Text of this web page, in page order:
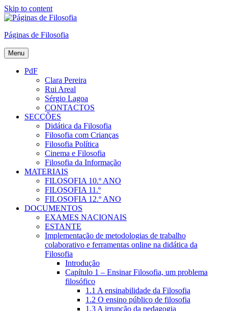
Skip to content
Páginas de Filosofia
Menu
PdF
Clara Pereira
Rui Areal
Sérgio Lagoa
CONTACTOS
SECÇÕES
Didática da Filosofia
Filosofia com Crianças
Filosofia Política
Cinema e Filosofia
Filosofia da Informação
MATERIAIS
FILOSOFIA 10.º ANO
FILOSOFIA 11.º
FILOSOFIA 12.º ANO
DOCUMENTOS
EXAMES NACIONAIS
ESTANTE
Implementação de metodologias de trabalho
colaborativo e ferramentas online na didática da
Filosofia
Introdução
Capítulo 1 – Ensinar Filosofia, um problema
filosófico
1.1 A ensinabilidade da Filosofia
1.2 O ensino público de filosofia
1.3 A irrupção da pedagogia